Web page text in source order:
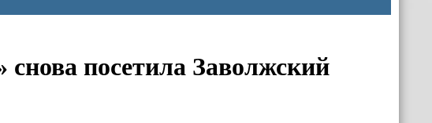
снова посетила Заволжский